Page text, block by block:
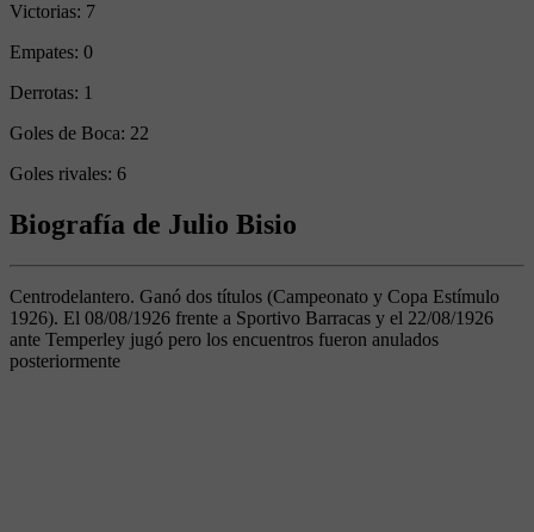
Victorias: 7
Empates: 0
Derrotas: 1
Goles de Boca: 22
Goles rivales: 6
Biografía de Julio Bisio
Centrodelantero. Ganó dos títulos (Campeonato y Copa Estímulo
1926). El 08/08/1926 frente a Sportivo Barracas y el 22/08/1926
ante Temperley jugó pero los encuentros fueron anulados
posteriormente